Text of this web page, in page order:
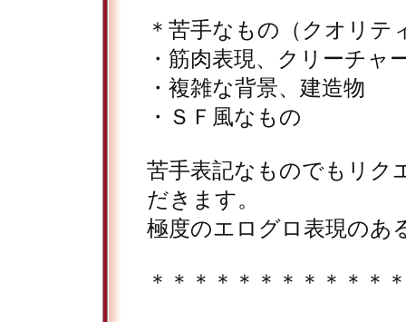
＊苦手なもの（クオリ
・筋肉表現、クリーチャ
・複雑な背景、建造物
・ＳＦ風なもの
苦手表記なものでもリク
だきます。
極度のエログロ表現のあ
＊＊＊＊＊＊＊＊＊＊＊